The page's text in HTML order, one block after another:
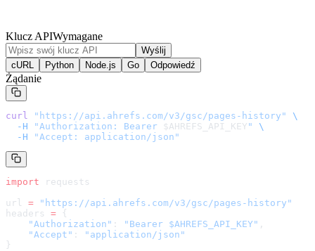
Klucz APIWymagane
Wyślij
cURL
Python Node.js Go Odpowiedź
Żądanie
curl " https://api.ahrefs.com/v3/gsc/pages-history "
\
  -H
"Authorization: Bearer $AHREFS_API_KEY "
\
  -H
"Accept: application/json"
import requests
url = " https://api.ahrefs.com/v3/gsc/pages-history "
headers = {
    "Authorization"
: "Bearer $AHREFS_API_KEY" ,
    "Accept"
:
"application/json"
}